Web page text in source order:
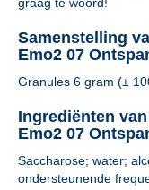
Samenstelling
Emo2 07
Granules 6 gram (±
Ingrediënten
Emo2 07
Saccharose; water;
ondersteunende